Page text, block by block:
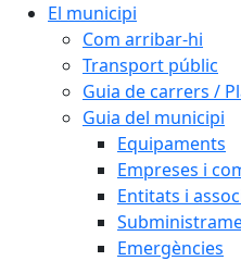
El municipi
Com arribar-hi
Transport públic
Guia de carrers /
Guia del municipi
Equipaments
Empreses i
Entitats i
Emergències